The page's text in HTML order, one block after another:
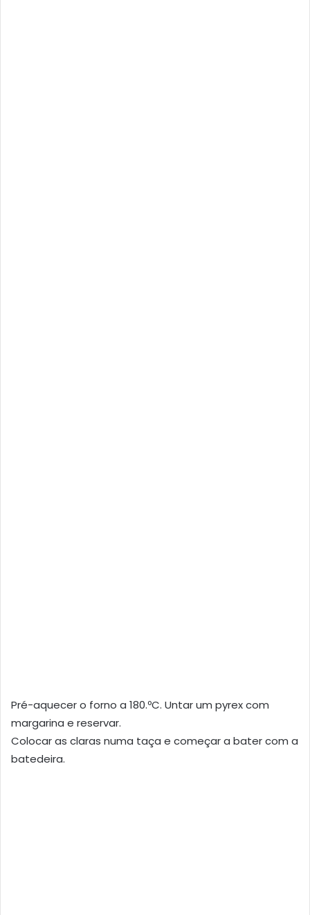
Pré-aquecer o forno a 180.ºC. Untar um pyrex com
margarina e reservar.
Colocar as claras numa taça e começar a bater com a
batedeira.